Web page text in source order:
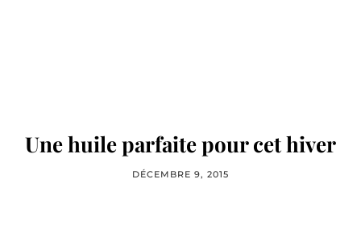
Une huile parfaite pour cet hiver
DÉCEMBRE 9, 2015